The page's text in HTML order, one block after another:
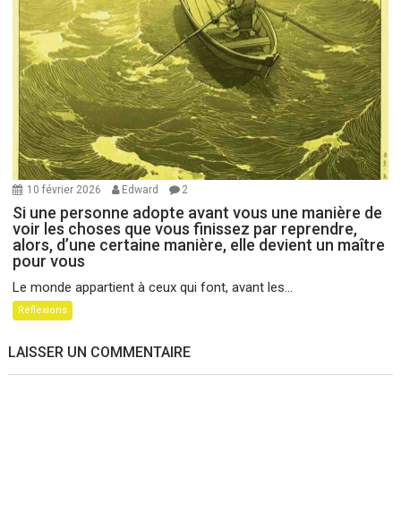
10 février 2026 Edward 2
Si une personne adopte avant vous une manière de
voir les choses que vous finissez par reprendre,
alors, d’une certaine manière, elle devient un maître
pour vous
Le monde appartient à ceux qui font, avant les...
Réflexions
LAISSER UN COMMENTAIRE